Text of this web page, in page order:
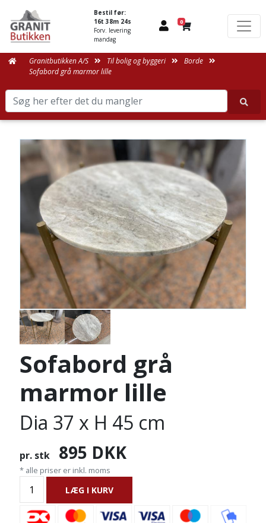
Sofabord grå
marmor lille
Dia 37 x H 45 cm
pr. stk 895 DKK
* alle priser er inkl. moms
LÆG I KURV
Bestil før:
16t 38m 24s
Forv. levering
mandag
0
Granitbutikken A/S Til bolig og byggeri
Borde
Sofabord grå marmor lille